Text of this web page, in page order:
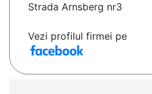
Strada Arnsberg nr3
Vezi profilul firmei pe